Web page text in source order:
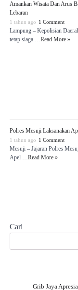
Amankan Wisata Dan Arus
Lebaran
1 tahun ago 1 Comment
Lampung – Kepolisian
tetap siaga …Read More »
Polres Mesuji Laksanakan
1 tahun ago 1 Comment
Mesuji – Jajaran Polres
Apel …Read More »
Cari
Grib Jaya